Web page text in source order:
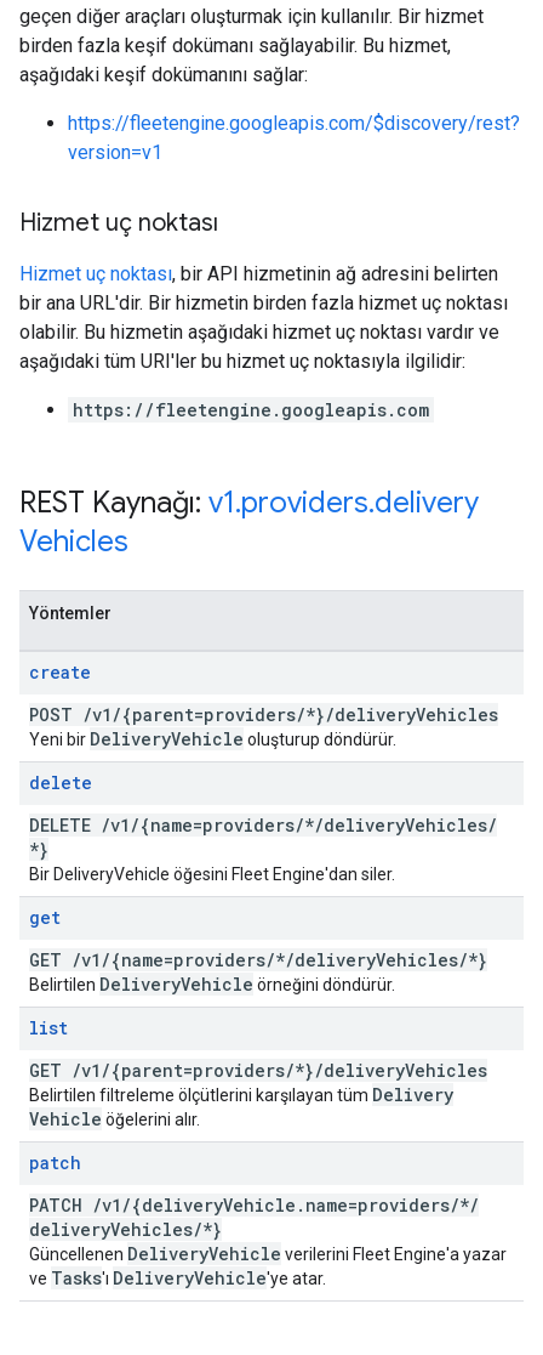
geçen diğer araçları oluşturmak için kullanılır. Bir hizmet
birden fazla keşif dokümanı sağlayabilir. Bu hizmet,
aşağıdaki keşif dokümanını sağlar:
https://fleetengine.googleapis.com/$discovery/rest?
version=v1
Hizmet uç noktası
Hizmet uç noktası, bir API hizmetinin ağ adresini belirten
bir ana URL'dir. Bir hizmetin birden fazla hizmet uç noktası
olabilir. Bu hizmetin aşağıdaki hizmet uç noktası vardır ve
aşağıdaki tüm URI'ler bu hizmet uç noktasıyla ilgilidir:
https://fleetengine.googleapis.com
REST Kaynağı: v1.providers.delivery
Vehicles
Yöntemler
create
POST /v1 /{parent=providers/*}/deliveryVehicles
Yeni bir DeliveryVehicle oluşturup döndürür.
delete
DELETE /v1 /{name=providers/*/deliveryVehicles/
*}
Bir DeliveryVehicle öğesini Fleet Engine'dan siler.
get
GET /v1 /{name=providers/*/deliveryVehicles/*}
Belirtilen DeliveryVehicle örneğini döndürür.
list
GET /v1 /{parent=providers/*}/deliveryVehicles
Belirtilen filtreleme ölçütlerini karşılayan tüm Delivery
Vehicle öğelerini alır.
patch
PATCH /v1 /{deliveryVehicle . name=providers/*/
deliveryVehicles/*}
Güncellenen DeliveryVehicle verilerini Fleet Engine'a yazar
ve Tasks'ı DeliveryVehicle'ye atar.